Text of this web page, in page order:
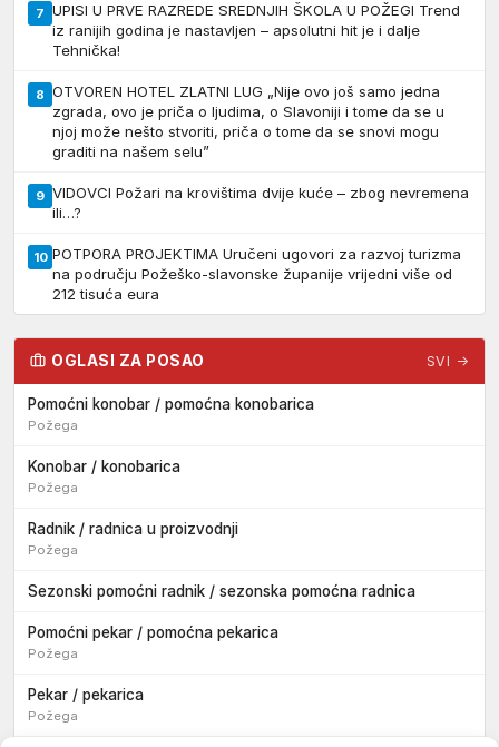
7 UPISI U PRVE RAZREDE SREDNJIH ŠKOLA U POŽEGI Trend
iz ranijih godina je nastavljen – apsolutni hit je i dalje
Tehnička!
8 OTVOREN HOTEL ZLATNI LUG „Nije ovo još samo jedna
zgrada, ovo je priča o ljudima, o Slavoniji i tome da se u
njoj može nešto stvoriti, priča o tome da se snovi mogu
graditi na našem selu”
9 VIDOVCI Požari na krovištima dvije kuće – zbog nevremena
ili…?
10 POTPORA PROJEKTIMA Uručeni ugovori za razvoj turizma
na području Požeško-slavonske županije vrijedni više od
212 tisuća eura
OGLASI ZA POSAO SVI →
Pomoćni konobar / pomoćna konobarica
Požega
Konobar / konobarica
Požega
Radnik / radnica u proizvodnji
Požega
Sezonski pomoćni radnik / sezonska pomoćna radnica
Pomoćni pekar / pomoćna pekarica
Požega
Pekar / pekarica
Požega